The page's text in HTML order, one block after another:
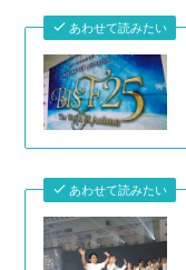
あわせて読みたい
あわせて読みたい